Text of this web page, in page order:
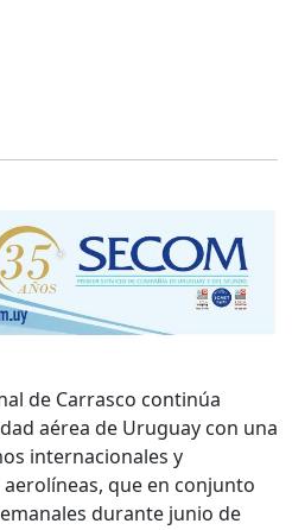
de Carrasco continúa
aérea de Uruguay con una
internacionales y
que en conjunto
durante junio de